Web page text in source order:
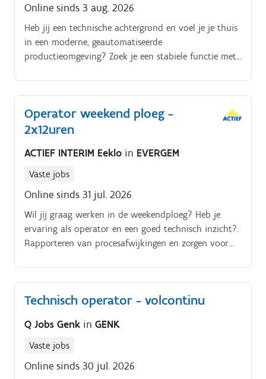
Online sinds 3 aug. 2026
Heb jij een technische achtergrond en voel je je thuis
in een moderne, geautomatiseerde
productieomgeving? Zoek je een stabiele functie met
op lange termijn? Dan is dit jouw kans om deel uit
te maken van een sterk productiebedrijf waar
kwaliteit, innovatie en teamwork centraal staan
Jouw takenpakket:. Bedienen en opvolgen van
stilleggen, reinigen en ombouwen van machines
Instellen en bijsturen van procesparameters om
kwaliteit van producten en verpakkingen Detecteren
van technische storingen en afwijkingen Meezoeken
naar oplossingen bij technische of
kwaliteitsgerelateerde uitdagingen Registreren van
teamleader over prestaties, afwijkingen en
verbeterpunten Waken over veiligheid, hygiëne en
orde binnen de productieomgeving
Operator weekend ploeg -
2x12uren
ACTIEF INTERIM Eeklo in EVERGEM
Vaste jobs
Online sinds 31 jul. 2026
Wil jij graag werken in de weekendploeg? Heb je
ervaring als operator en een goed technisch inzicht?.
Rapporteren van procesafwijkingen en zorgen voor
Technisch operator - volcontinu
Q Jobs Genk in GENK
Vaste jobs
Online sinds 30 jul. 2026